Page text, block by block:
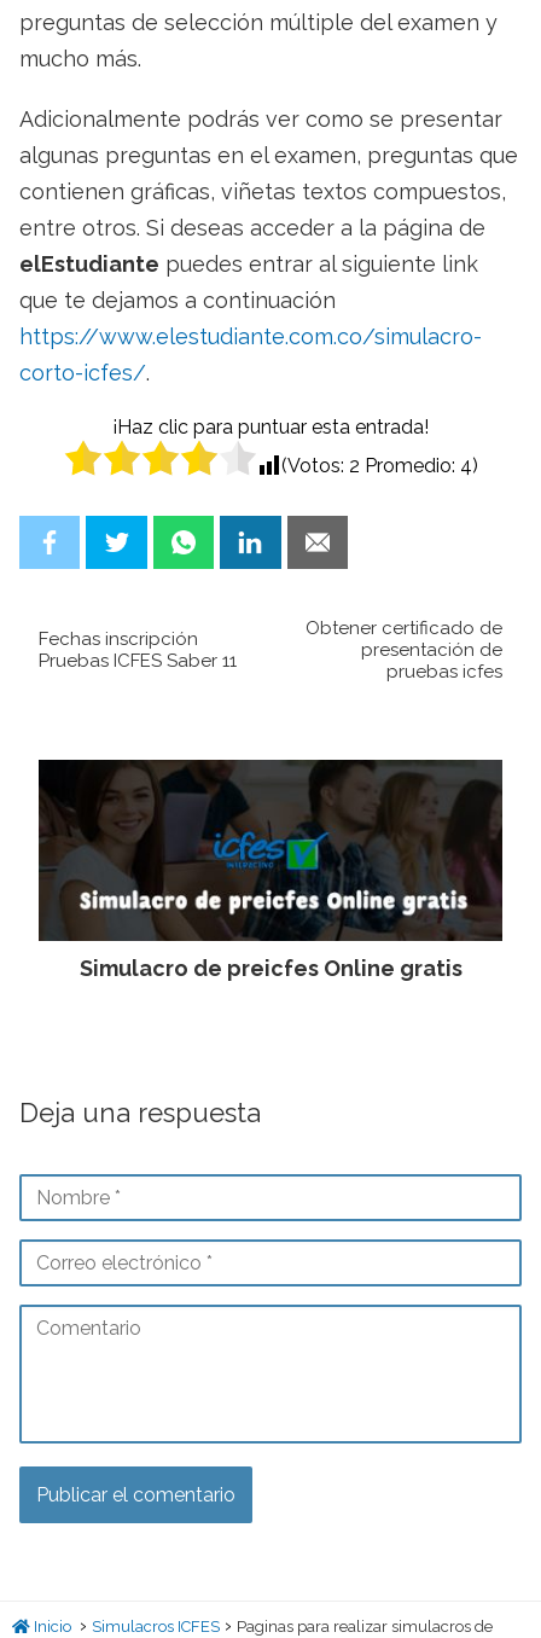
preguntas de selección múltiple del examen y
mucho más.
Adicionalmente podrás ver como se presentar
algunas preguntas en el examen, preguntas que
contienen gráficas, viñetas textos compuestos,
entre otros. Si deseas acceder a la página de
elEstudiante puedes entrar al siguiente link
que te dejamos a continuación
https://www.elestudiante.com.co/simulacro-
corto-icfes/.
¡Haz clic para puntuar esta entrada!
(Votos: 2 Promedio: 4)
Fechas inscripción
Pruebas ICFES Saber 11
Obtener certificado de
presentación de
pruebas icfes
Simulacro de preicfes Online gratis
Deja una respuesta
Inicio › Simulacros ICFES › Paginas para realizar simulacros de